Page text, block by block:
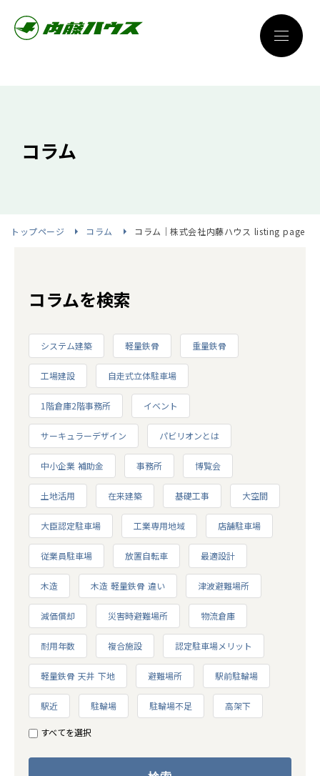
コラム
トップページ コラム コラム｜株式会社内藤ハウス listing page
コラムを検索
システム建築 軽量鉄骨 重量鉄骨
工場建設 自走式立体駐車場
1階倉庫2階事務所 イベント
サーキュラーデザイン パビリオンとは
中小企業 補助金 事務所 博覧会
土地活用 在来建築 基礎工事 大空間
大臣認定駐車場 工業専用地域 店舗駐車場
従業員駐車場 放置自転車 最適設計
木造 木造 軽量鉄骨 違い 津波避難場所
減価償却 災害時避難場所 物流倉庫
耐用年数 複合施設 認定駐車場メリット
軽量鉄骨 天井 下地 避難場所 駅前駐輪場
駅近 駐輪場 駐輪場不足 高架下
すべてを選択